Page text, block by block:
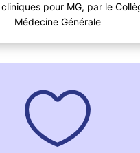
pour MG, par le
Médecine Générale